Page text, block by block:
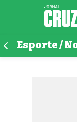
Esporte /